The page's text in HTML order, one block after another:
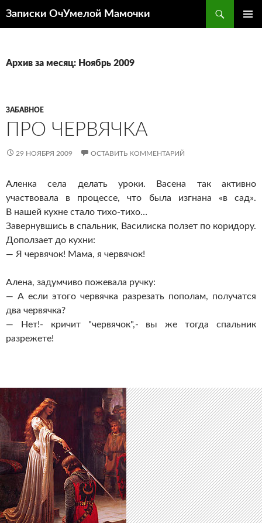
Записки ОчУмелой Мамочки
Архив за месяц: Ноябрь 2009
ЗАБАВНОЕ
ПРО ЧЕРВЯЧКА
29 НОЯБРЯ 2009 ОСТАВИТЬ КОММЕНТАРИЙ
Аленка села делать уроки. Васена так активно
участвовала в процессе, что была изгнана «в сад».
В нашей кухне стало тихо-тихо…
Завернувшись в спальник, Василиска ползет по коридору.
Доползает до кухни:
— Я червячок! Мама, я червячок!
Алена, задумчиво пожевала ручку:
— А если этого червячка разрезать пополам, получатся
два червячка?
— Нет!- кричит "червячок",- вы же тогда спальник
разрежете!